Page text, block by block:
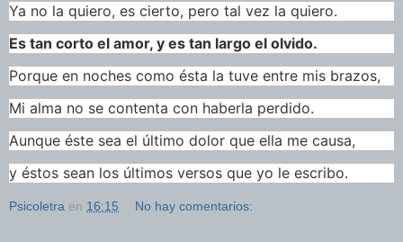
Ya no la quiero, es cierto, pero tal vez la quiero.
Es tan corto el amor, y es tan largo el olvido.
Porque en noches como ésta la tuve entre mis brazos,
Mi alma no se contenta con haberla perdido.
Aunque éste sea el último dolor que ella me causa,
y éstos sean los últimos versos que yo le escribo.
Psicoletra en 16:15 No hay comentarios: